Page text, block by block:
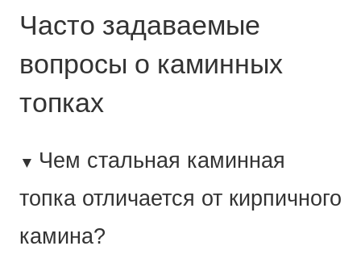
Часто задаваемые
вопросы о каминных
топках
▼ Чем стальная каминная
топка отличается от кирпичного
камина?